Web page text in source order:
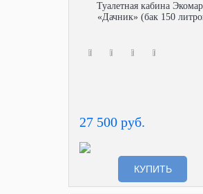
Туалетная кабина
«Дачник» (бак 150
27 500 руб.
КУПИТЬ